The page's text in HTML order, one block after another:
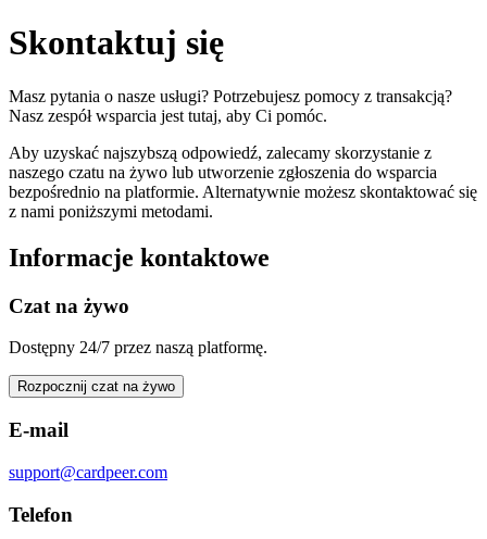
Skontaktuj się
Masz pytania o nasze usługi? Potrzebujesz pomocy z transakcją?
Nasz zespół wsparcia jest tutaj, aby Ci pomóc.
Aby uzyskać najszybszą odpowiedź, zalecamy skorzystanie z
naszego czatu na żywo lub utworzenie zgłoszenia do wsparcia
bezpośrednio na platformie. Alternatywnie możesz skontaktować się
z nami poniższymi metodami.
Informacje kontaktowe
Czat na żywo
Dostępny 24/7 przez naszą platformę.
Rozpocznij czat na żywo
E-mail
support@cardpeer.com
Telefon